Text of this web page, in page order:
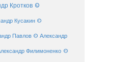
Кротков ©
Кусакин ©
Павлов © Александр
Филимоненко ©